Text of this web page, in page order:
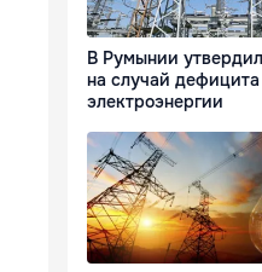
В Румынии
на случай дефицита
электроэнергии